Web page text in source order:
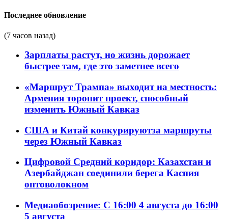
Последнее обновление
(7 часов назад)
Зарплаты растут, но жизнь дорожает
быстрее там, где это заметнее всего
«Маршрут Трампа» выходит на местность:
Армения торопит проект, способный
изменить Южный Кавказ
США и Китай конкурируютза маршруты
через Южный Кавказ
Цифровой Средний коридор: Казахстан и
Азербайджан соединили берега Каспия
оптоволокном
Медиаобозрение: С 16:00 4 августа до 16:00
5 августа